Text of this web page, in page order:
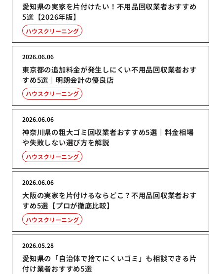
愛知県の実家を片付けたい！不用品回収業者おすすめ
5選【2026年版】
ハウスクリーニング
東京都の追加料金が発生しにくい不用品回収業者おす
すめ5選｜明朗会計の優良店
2026.06.06
ハウスクリーニング
神奈川県の粗大ゴミ回収業者おすすめ5選｜料金相場
や失敗しない選び方を解説
2026.06.06
ハウスクリーニング
大阪の実家を片付けるならどこ？不用品回収業者おす
すめ5選【プロが徹底比較】
2026.06.06
ハウスクリーニング
愛知県の「自治体で捨てにくいゴミ」も相談できる片
付け業者おすすめ5選
2026.05.28